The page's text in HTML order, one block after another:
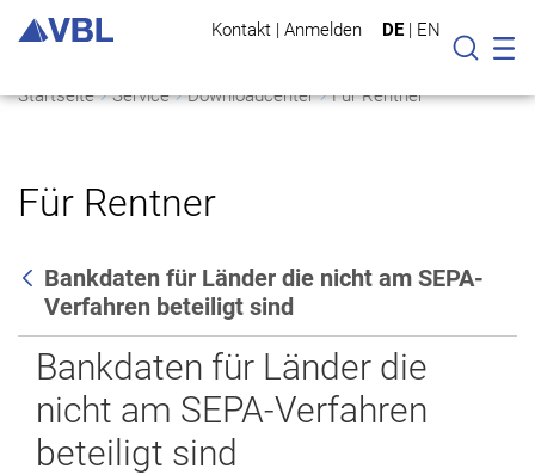
Kontakt | Anmelden DE | EN
Suche
Startseite Service Downloadcenter Für Rentner
Für Rentner
Zurück
Bankdaten für Länder die nicht am SEPA-
Verfahren beteiligt sind
Bankdaten für Länder die
nicht am SEPA-Verfahren
beteiligt sind